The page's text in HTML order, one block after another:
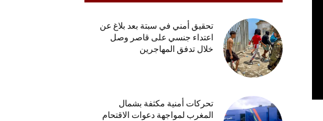
تحقيق أمني في سبتة بعد بلاغ عن
اعتداء جنسي على قاصر وصل
خلال تدفق المهاجرين
تحركات أمنية مكثفة بشمال
المغرب لمواجهة دعوات الاقتحام